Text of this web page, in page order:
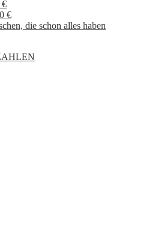
€
€
die schon alles haben